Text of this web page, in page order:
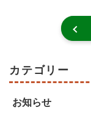
カテゴリー
お知らせ